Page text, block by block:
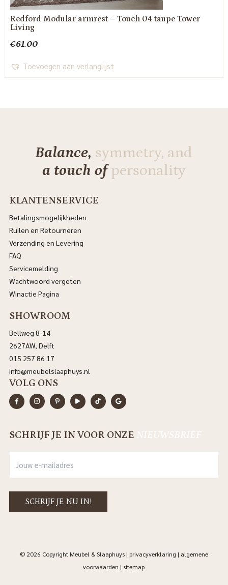
Redford Modular armrest – Touch 04 taupe Tower
Living
€61.00
Toevoegen aan verlanglijst
Balance, symmetry, and
a touch ofpersonality
KLANTENSERVICE
Betalingsmogelijkheden
Ruilen en Retourneren
Verzending en Levering
FAQ
Servicemelding
Wachtwoord vergeten
Winactie Pagina
SHOWROOM
Bellweg 8-14
2627AW, Delft
015 257 86 17
info@meubelslaaphuys.nl
VOLG ONS
SCHRIJF JE IN VOOR ONZE NIEUWSBRIEF
© 2026 Copyright Meubel & Slaaphuys | privacyverklaring | algemene
voorwaarden | sitemap